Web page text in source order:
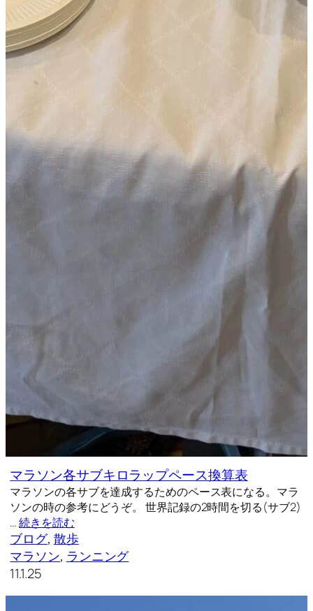
マラソン各サブキロラップペース換算表
マラソンの各サブを達成するためのペース表になる。マラ
ソンの時の参考にどうぞ。 世界記録の2時間を切る(サブ2)
…続きを読む
ブログ, 散歩
マラソン, ランニング
11.1.25